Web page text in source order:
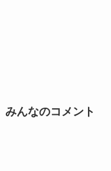
みんなのコメント